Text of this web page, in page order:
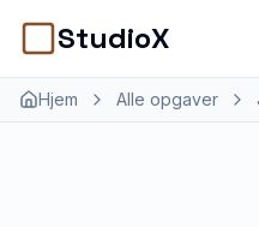
StudioX
Hjem Alle opgaver